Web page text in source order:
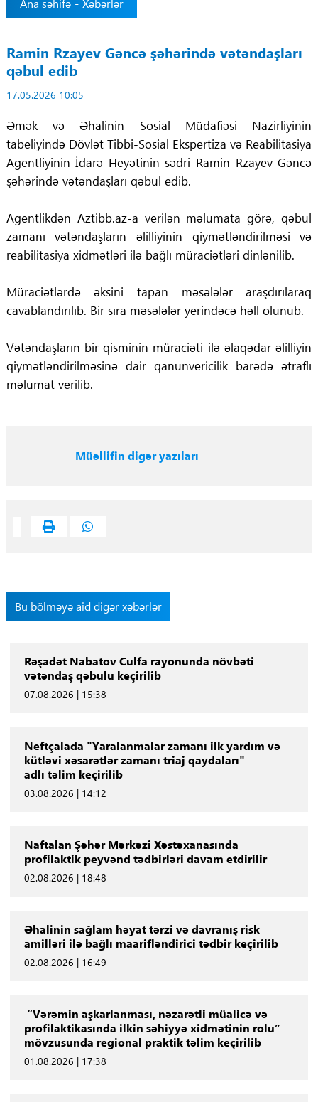
Ana səhifə - Xəbərlər
Ramin Rzayev Gəncə şəhərində vətəndaşları
qəbul edib
17.05.2026 10:05
Əmək və Əhalinin Sosial Müdafiəsi Nazirliyinin
tabeliyində Dövlət Tibbi-Sosial Ekspertiza və Reabilitasiya
Agentliyinin İdarə Heyətinin sədri Ramin Rzayev Gəncə
şəhərində vətəndaşları qəbul edib.
Agentlikdən Aztibb.az-a verilən məlumata görə, qəbul
zamanı vətəndaşların əlilliyinin qiymətləndirilməsi və
reabilitasiya xidmətləri ilə bağlı müraciətləri dinlənilib.
Müraciətlərdə əksini tapan məsələlər araşdırılaraq
cavablandırılıb. Bir sıra məsələlər yerindəcə həll olunub.
Vətəndaşların bir qisminin müraciəti ilə əlaqədar əlilliyin
qiymətləndirilməsinə dair qanunvericilik barədə ətraflı
məlumat verilib.
Müəllifin digər yazıları
Bu bölməyə aid digər xəbərlər
Rəşadət Nabatov Culfa rayonunda növbəti
vətəndaş qəbulu keçirilib
07.08.2026 | 15:38
Neftçalada "Yaralanmalar zamanı ilk yardım və
kütləvi xəsarətlər zamanı triaj qaydaları"
adlı təlim keçirilib
03.08.2026 | 14:12
Naftalan Şəhər Mərkəzi Xəstəxanasında
profilaktik peyvənd tədbirləri davam etdirilir
02.08.2026 | 18:48
Əhalinin sağlam həyat tərzi və davranış risk
amilləri ilə bağlı maarifləndirici tədbir keçirilib
02.08.2026 | 16:49
“Vərəmin aşkarlanması, nəzarətli müalicə və
profilaktikasında ilkin səhiyyə xidmətinin rolu”
mövzusunda regional praktik təlim keçirilib
01.08.2026 | 17:38
Regionlar
Elanlar
Gündəm
Tibbi maarifləndirmə
COVID-19